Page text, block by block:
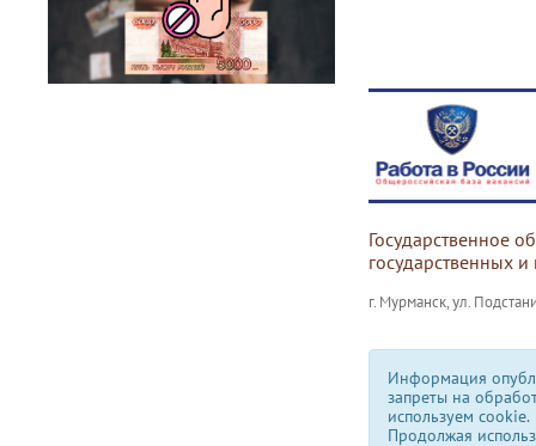
Государственное
государственных
г. Мурманск, ул.
Информация
запреты на
используем сookie.
Продолжая